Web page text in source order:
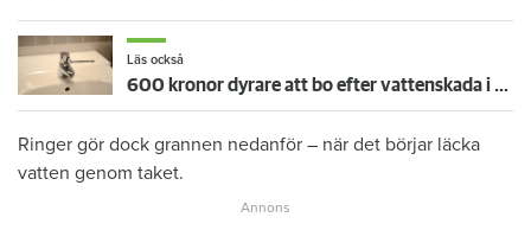
Läs också
600 kronor dyrare att bo efter vattenskada i Varberg
Ringer gör dock grannen nedanför – när det börjar läcka
vatten genom taket.